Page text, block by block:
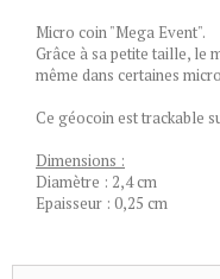
Micro coin "Mega Event".
Grâce à sa petite taille, le
même dans certaines
Ce géocoin est trackable
Dimensions :
Diamètre : 2,4 cm
Epaisseur : 0,25 cm